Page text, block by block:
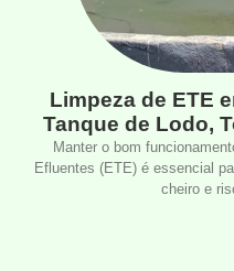
Limpeza de ETE
Tanque de Lodo,
Manter o bom
Efluentes (ETE) é essencial
cheiro e